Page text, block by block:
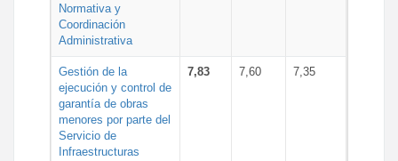
Normativa y
Coordinación
Administrativa
Gestión de la
ejecución y control de
garantía de obras
menores por parte del
Servicio de
Infraestructuras
7,83 7,60 7,35